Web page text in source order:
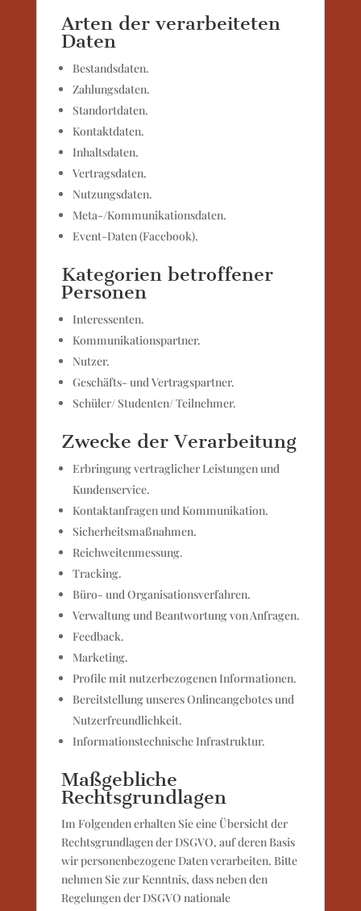
Arten der verarbeiteten
Daten
Bestandsdaten.
Zahlungsdaten.
Standortdaten.
Kontaktdaten.
Inhaltsdaten.
Vertragsdaten.
Nutzungsdaten.
Meta-/Kommunikationsdaten.
Event-Daten (Facebook).
Kategorien betroffener
Personen
Interessenten.
Kommunikationspartner.
Nutzer.
Geschäfts- und Vertragspartner.
Schüler/ Studenten/ Teilnehmer.
Zwecke der Verarbeitung
Erbringung vertraglicher Leistungen und
Kundenservice.
Kontaktanfragen und Kommunikation.
Sicherheitsmaßnahmen.
Reichweitenmessung.
Tracking.
Büro- und Organisationsverfahren.
Verwaltung und Beantwortung von Anfragen.
Feedback.
Marketing.
Profile mit nutzerbezogenen Informationen.
Bereitstellung unseres Onlineangebotes und
Nutzerfreundlichkeit.
Informationstechnische Infrastruktur.
Maßgebliche
Rechtsgrundlagen
Im Folgenden erhalten Sie eine Übersicht der
Rechtsgrundlagen der DSGVO, auf deren Basis
wir personenbezogene Daten verarbeiten. Bitte
nehmen Sie zur Kenntnis, dass neben den
Regelungen der DSGVO nationale